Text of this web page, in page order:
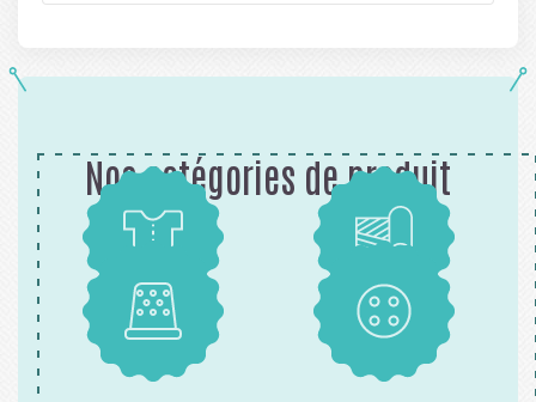
Nos catégories de produit
Patrons Tissus
Mercerie Boutons